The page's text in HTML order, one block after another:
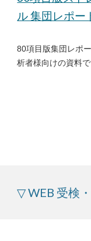
ル 集団レポー
80項目版集団レポ
析者様向けの資料で
▽ WEB 受検